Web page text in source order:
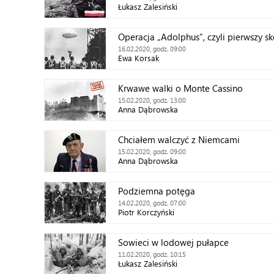
Łukasz Zalesiński
Operacja „Adolphus”, czyli pierwszy
16.02.2020, godz. 09:00
Ewa Korsak
Krwawe walki o Monte Cassino
15.02.2020, godz. 13:00
Anna Dąbrowska
Chciałem walczyć z Niemcami
15.02.2020, godz. 09:00
Anna Dąbrowska
Podziemna potęga
14.02.2020, godz. 07:00
Piotr Korczyński
Sowieci w lodowej pułapce
11.02.2020, godz. 10:15
Łukasz Zalesiński